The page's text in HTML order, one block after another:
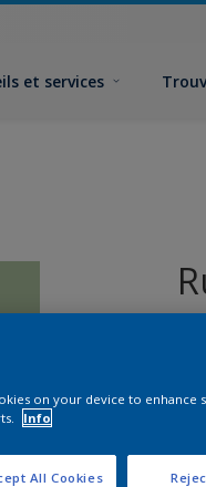
et services
on your device to enhance
Info
All Cookies